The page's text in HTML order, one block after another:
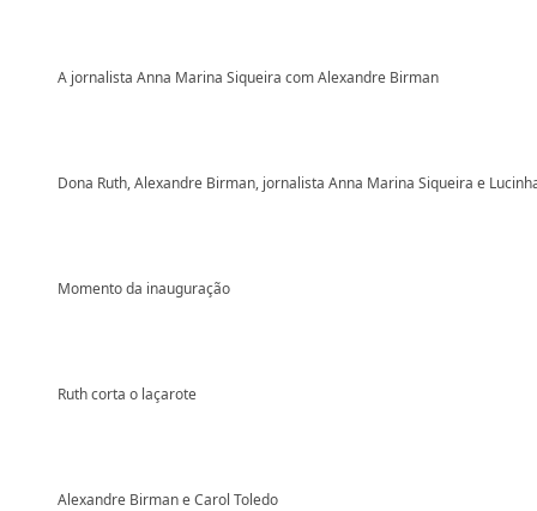
A jornalista Anna Marina Siqueira com Alexandre Birman
Dona Ruth, Alexandre Birman, jornalista Anna Marina Siqueira e
Momento da inauguração
Ruth corta o laçarote
Alexandre Birman e Carol Toledo